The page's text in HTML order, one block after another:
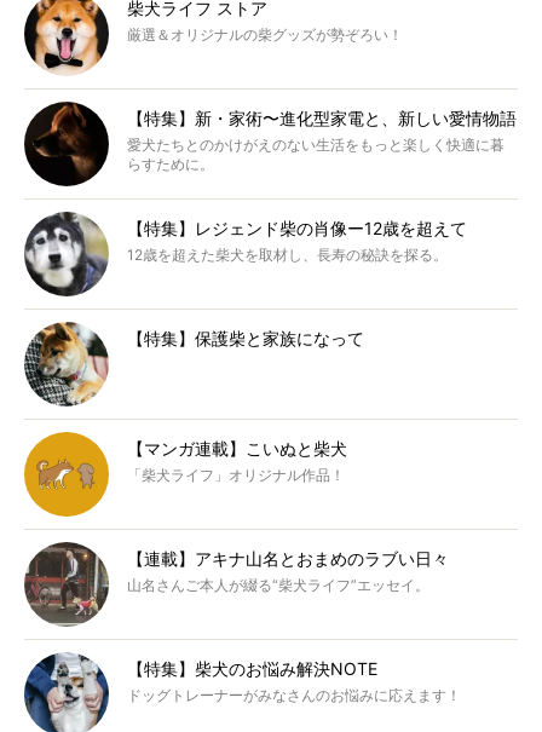
柴犬ライフ ストア
厳選＆オリジナルの柴グッズが勢ぞろい！
【特集】新・家術〜進化型家電と、新しい愛情物語
愛犬たちとのかけがえのない生活をもっと楽しく快適に暮
らすために。
【特集】レジェンド柴の肖像ー12歳を超えて
12歳を超えた柴犬を取材し、長寿の秘訣を探る。
【特集】保護柴と家族になって
【マンガ連載】こいぬと柴犬
「柴犬ライフ」オリジナル作品！
【連載】アキナ山名とおまめのラブい日々
山名さんご本人が綴る“柴犬ライフ”エッセイ。
【特集】柴犬のお悩み解決NOTE
ドッグトレーナーがみなさんのお悩みに応えます！